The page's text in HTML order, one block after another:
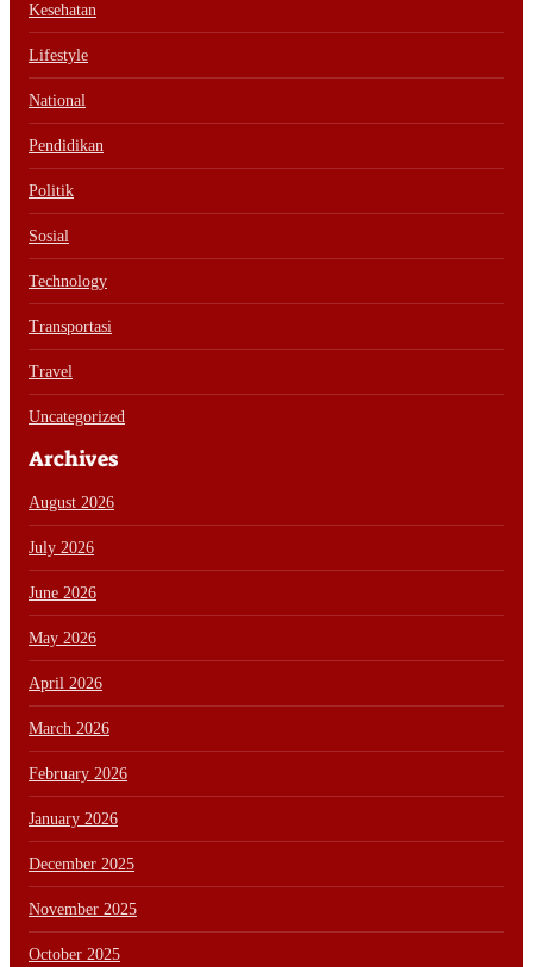
Kesehatan
Lifestyle
National
Pendidikan
Politik
Sosial
Technology
Transportasi
Travel
Uncategorized
Archives
August 2026
July 2026
June 2026
May 2026
April 2026
March 2026
February 2026
January 2026
December 2025
November 2025
October 2025